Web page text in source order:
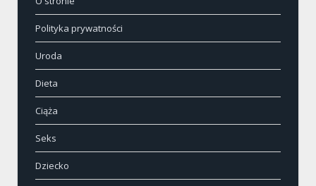
Polityka prywatności
Uroda
Dieta
Ciąża
Seks
Dziecko